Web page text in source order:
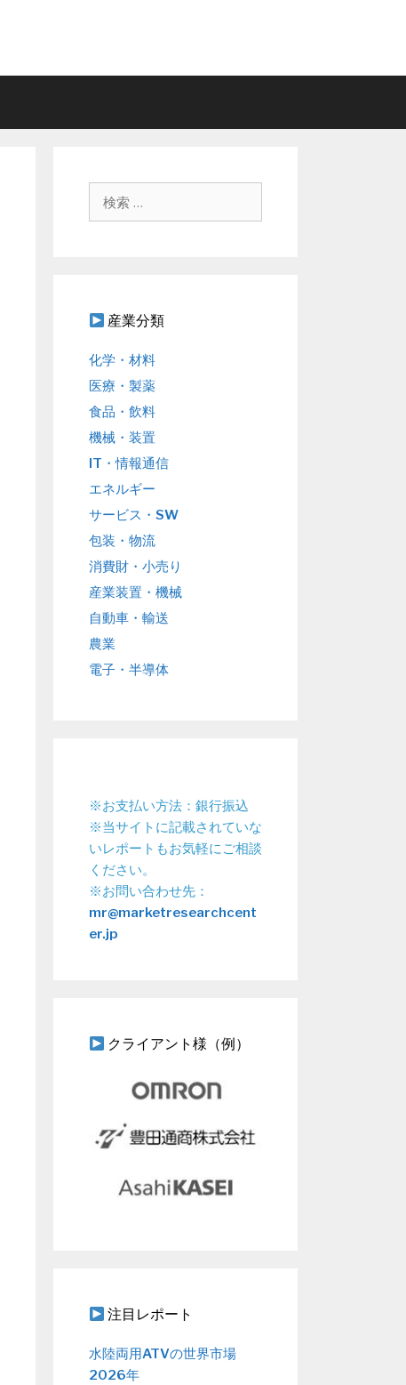
産業分類
化学・材料
医療・製薬
食品・飲料
機械・装置
IT・情報通信
エネルギー
サービス・SW
包装・物流
消費財・小売り
産業装置・機械
自動車・輸送
農業
電子・半導体
※お支払い方法：銀行振込
※当サイトに記載されていな
いレポートもお気軽にご相談
ください。
※お問い合わせ先：
mr@marketresearchcent
er.jp
クライアント様（例）
注目レポート
水陸両用ATVの世界市場
2026年